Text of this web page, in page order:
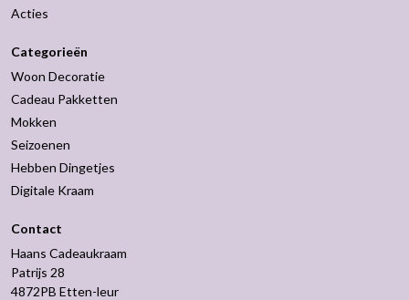
Acties
Categorieën
Woon Decoratie
Cadeau Pakketten
Mokken
Seizoenen
Hebben Dingetjes
Digitale Kraam
Contact
Haans Cadeaukraam
Patrijs 28
4872PB Etten-leur